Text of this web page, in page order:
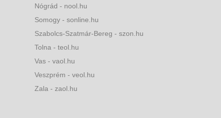
Nógrád - nool.hu
Somogy - sonline.hu
Szabolcs-Szatmár-Bereg - szon.hu
Tolna - teol.hu
Vas - vaol.hu
Veszprém - veol.hu
Zala - zaol.hu